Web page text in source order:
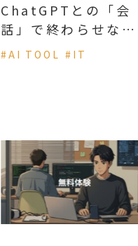
ChatGPTとの「会
話」で終わらせな
い。【非エンジニア
る、エージェント時
代の歩き方
#AI TOOL #IT